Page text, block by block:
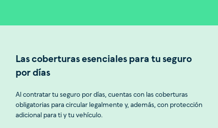
Las coberturas esenciales para tu seguro
por días
Al contratar tu seguro por días, cuentas con las coberturas
obligatorias para circular legalmente y, además, con protección
adicional para ti y tu vehículo.